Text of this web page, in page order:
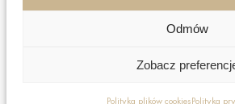
Odmów
Zobacz
Polityka plików cookiesPolityka
stanowią oferty rozumieniu przepisów
Copyright © GRANIT S.A. Wszystkie